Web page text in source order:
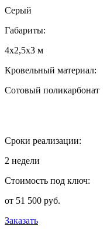
Серый
Габариты:
4х2,5х3 м
Кровельный материал:
Сотовый поликарбонат
Сроки реализации:
2 недели
Стоимость под ключ:
от 51 500 руб.
Заказать